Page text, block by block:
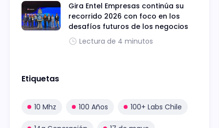
Gira Entel Empresas continúa su
recorrido 2026 con foco en los
desafíos futuros de los negocios
Lectura de 4 minutos
Etiquetas
10 Mhz 100 Años 100+ Labs Chile